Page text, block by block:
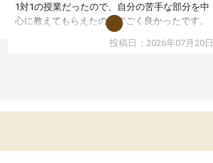
1対1の授業だったので、自分の苦手な部分を中
心に教えてもらえたのがすごく良かったです。
わからないところもその場で質問しやすく、理
解できるまで丁寧に説明してもらえたので、勉
な人には特におすすめできる塾だと思います。
投稿日：2026年07月20日